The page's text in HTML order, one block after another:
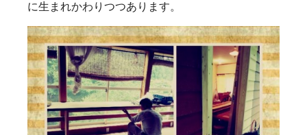
に生まれかわりつつあります。